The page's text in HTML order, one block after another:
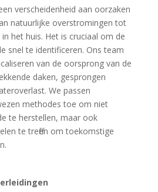
verscheidenheid aan oorzaken
natuurlijke overstromingen tot
het huis.​ Het is cruciaal om de
snel te identificeren.​ Ons team
van de oorsprong van de
daken, gesprongen
We passen
methodes toe om niet
te herstellen, maar ook
te treffen om toekomstige